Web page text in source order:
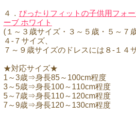
４． ぴったりフィットの子供用フォ
ーブ ホワイト
(１～３歳サイズ・３～５歳・５～７
４-７サイズ、
７～９歳サイズのドレスには８-１４
★対応サイズ★
1～3歳⇒身長85～100cm程度
3～5歳⇒身長100～110cm程度
5～7歳⇒身長110～120cm程度
7～9歳⇒身長120～130cm程度